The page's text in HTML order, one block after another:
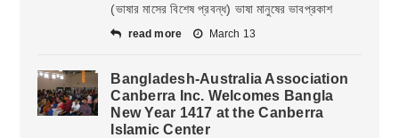
(ভাষার মাসের বিশেষ প্রবন্ধ) ভাষা মানুষের ভাবপ্রকাশ
read more March 13
Bangladesh-Australia Association
Canberra Inc. Welcomes Bangla
New Year 1417 at the Canberra
Islamic Center